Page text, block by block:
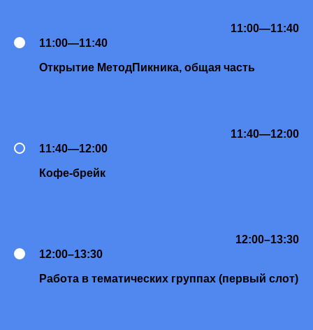
11:00—11:40
11:00—11:40
Открытие МетодПикника, общая часть
11:40—12:00
11:40—12:00
Кофе-брейк
12:00–13:30
12:00–13:30
Работа в тематических группах (первый слот)